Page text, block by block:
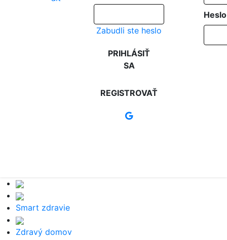
Zabudli ste heslo
PRIHLÁSIŤ
SA
REGISTROVAŤ
Smart zdravie
Zdravý domov